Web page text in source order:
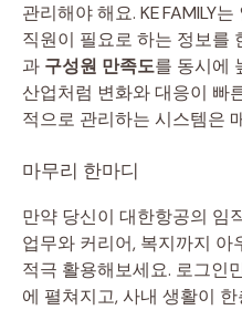
관리해야 해요. KE FAMILY
직원이 필요로 하는 정보를
과 구성원 만족도를 동시에
산업처럼 변화와 대응이 빠
적으로 관리하는 시스템은
마무리 한마디
만약 당신이 대한항공의 임
업무와 커리어, 복지까지 아
적극 활용해보세요. 로그인
에 펼쳐지고, 사내 생활이